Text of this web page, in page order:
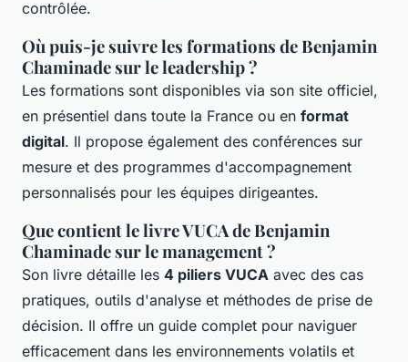
contrôlée.
Où puis-je suivre les formations de Benjamin
Chaminade sur le leadership ?
Les formations sont disponibles via son site officiel,
en présentiel dans toute la France ou en format
digital. Il propose également des conférences sur
mesure et des programmes d'accompagnement
personnalisés pour les équipes dirigeantes.
Que contient le livre VUCA de Benjamin
Chaminade sur le management ?
Son livre détaille les 4 piliers VUCA avec des cas
pratiques, outils d'analyse et méthodes de prise de
décision. Il offre un guide complet pour naviguer
efficacement dans les environnements volatils et